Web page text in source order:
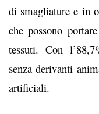
di smagliature e in
che possono
tessuti. Con
senza derivanti
artificiali.